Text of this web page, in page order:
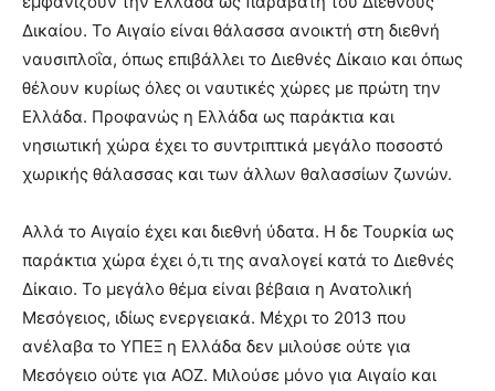
Δικαίου. Το Αιγαίο είναι θάλασσα ανοικτή στη διεθνή
ναυσιπλοΐα, όπως επιβάλλει το Διεθνές Δίκαιο και όπως
θέλουν κυρίως όλες οι ναυτικές χώρες με πρώτη την
Ελλάδα. Προφανώς η Ελλάδα ως παράκτια και
νησιωτική χώρα έχει το συντριπτικά μεγάλο ποσοστό
χωρικής θάλασσας και των άλλων θαλασσίων ζωνών.
Αλλά το Αιγαίο έχει και διεθνή ύδατα. Η δε Τουρκία ως
παράκτια χώρα έχει ό,τι της αναλογεί κατά το Διεθνές
Δίκαιο. Το μεγάλο θέμα είναι βέβαια η Ανατολική
Μεσόγειος, ιδίως ενεργειακά. Μέχρι το 2013 που
ανέλαβα το ΥΠΕΞ η Ελλάδα δεν μιλούσε ούτε για
Μεσόγειο ούτε για ΑΟΖ. Μιλούσε μόνο για Αιγαίο και